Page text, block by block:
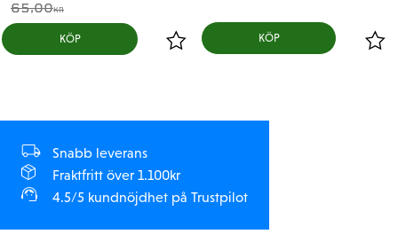
65,00KR
KÖP
Snabb leverans
Fraktfritt över 1.100kr
4.5/5 kundnöjdhet på Trustpilot